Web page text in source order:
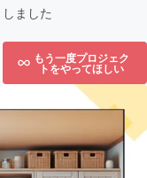
しました
もう一度プロジェク
トをやってほしい